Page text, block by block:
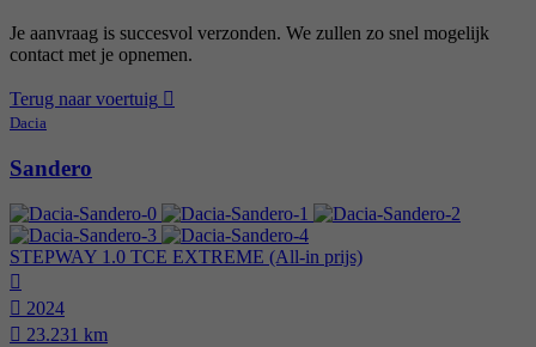
Je aanvraag is succesvol verzonden. We zullen zo snel mogelijk
contact met je opnemen.
Terug naar voertuig
Dacia
Sandero
STEPWAY 1.0 TCE EXTREME (All-in prijs)
2024
23.231 km